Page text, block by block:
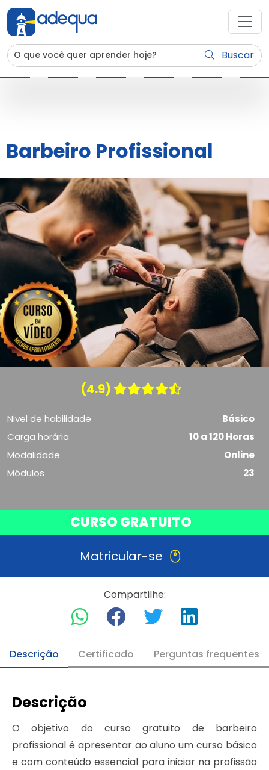
Buscar
Barbeiro Profissional
(4.9)
Nivel de habilidade
Básico
Carga horária
10 a 120 Horas
Modalidade
Online
Módulos
23
CURSO GRATUITO
Matricular-se
Compartilhe:
Descrição Certificado Perguntas frequentes
Descrição
O objetivo do curso gratuito de barbeiro
profissional é apresentar ao aluno um curso básico
e com conteúdo essencial para iniciar na profissão